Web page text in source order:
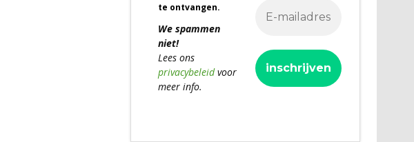
te ontvangen.
We spammen
niet!
Lees ons
privacybeleidvoor
meer info.